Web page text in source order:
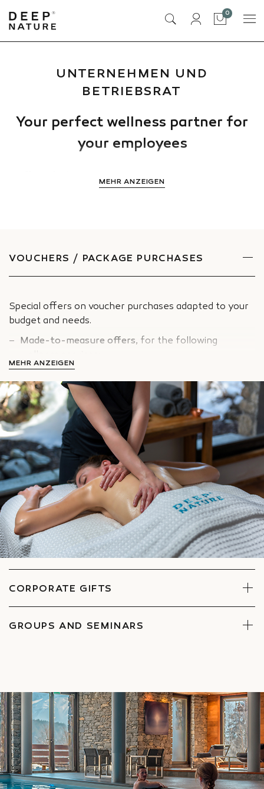
Tasche
0Artikel
UNTERNEHMEN UND
BETRIEBSRAT
Your perfect wellness partner for
your employees
Offer relaxing treatments at corporate events, or
treat your employees to unforgettable serene
allow us to offer quality services for an exclusive
sensory journey !
MEHR ANZEIGEN
VOUCHERS / PACKAGE PURCHASES
Special offers on voucher purchases adapted to your
budget and needs.
Made-to-measure offers, for the following
Massages
Facials
Body treatments
Spa access
Provided in the form of vouchers
sent to your
corporate committee.
Valid for oneyear.
Non-nominative.
The recipient shall reserve his/her servicedirectly
at his/her spa of choice.
CONTACT
MEHR ANZEIGEN
CORPORATE GIFTS
GROUPS AND SEMINARS